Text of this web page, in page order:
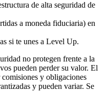
de alta seguridad de
a moneda fiduciaria) en
si te unes a Level Up.
no protegen frente a la
pueden perder su valor. El
comisiones y obligaciones
y pueden variar. Se